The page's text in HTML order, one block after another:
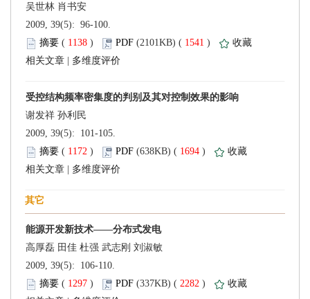
2009, 39(5): 96-100.
(
) 1541 )
2009, 39(5): 101-105.
(
) 1694 )
2009, 39(5): 106-110.
(
) 2282 )